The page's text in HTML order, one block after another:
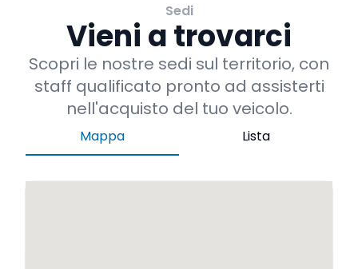
Sedi
Vieni a trovarci
Scopri le nostre sedi sul territorio, con
staff qualificato pronto ad assisterti
nell'acquisto del tuo veicolo.
Mappa Lista